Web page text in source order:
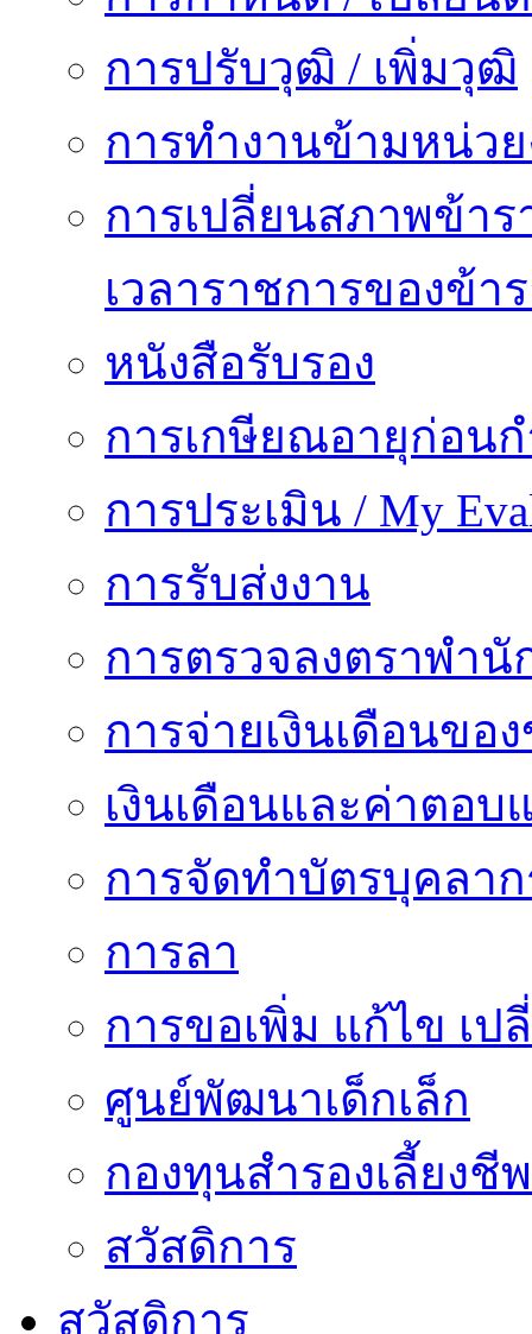
การปรับวุฒิ / เพิ่มวุฒิ
การทำงานข้ามหน่ว
การเปลี่ยนสภาพข้า
เวลาราชการของข้า
หนังสือรับรอง
การเกษียณอายุก่อน
การประเมิน / My
การรับส่งงาน
การตรวจลงตราพำ
การจ่ายเงินเดือนขอ
เงินเดือนและค่าตอบ
การจัดทำบัตรบุคลา
การลา
การขอเพิ่ม แก้ไข เ
ศูนย์พัฒนาเด็กเล็ก
กองทุนสำรองเลี้ยงชีพ
สวัสดิการ
สวัสดิการ